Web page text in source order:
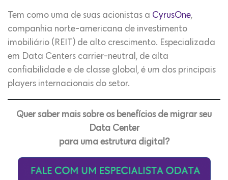
Tem como uma de suas acionistas a CyrusOne,
companhia norte-americana de investimento
imobiliário (REIT) de alto crescimento. Especializada
em Data Centers carrier-neutral, de alta
confiabilidade e de classe global, é um dos principais
players internacionais do setor.
Quer saber mais sobre os benefícios de migrar seu
Data Center
para uma estrutura digital?